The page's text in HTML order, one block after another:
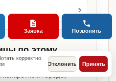
по этому
конкретном городе,
корректно.
Отклонить Принять
Заявка Позвонить